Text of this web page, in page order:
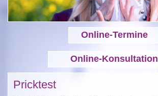
Online-Termine
Online-Konsultation
Pricktest